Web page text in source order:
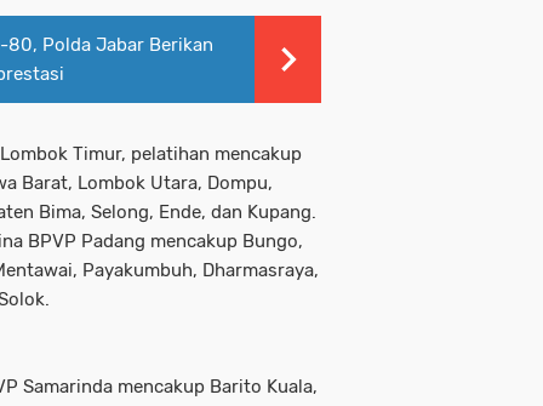
80, Polda Jabar Berikan
Timur, pelatihan mencakup
Barat, Lombok Utara, Dompu,
Bima, Selong, Ende, dan Kupang.
BPVP Padang mencakup Bungo,
Payakumbuh, Dharmasraya,
Samarinda mencakup Barito Kuala,